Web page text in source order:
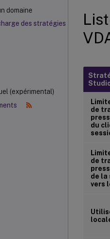
domaine
des stratégies
(expérimental)
de
du
de
de la
vers